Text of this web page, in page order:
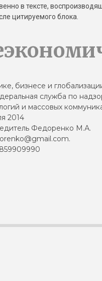
в тексте,
цитируемого блока.
бизнесе и
служба по
и массовых
2014
Федоренко М.А.